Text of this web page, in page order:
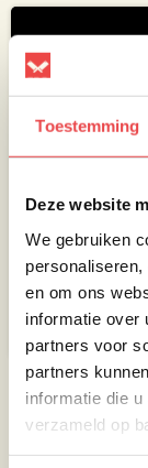
Toestemming
Deze website
We gebruiken
en om ons
informatie over
partners voor
partners
informatie die
verzameld op
Spareribs met
(14 )